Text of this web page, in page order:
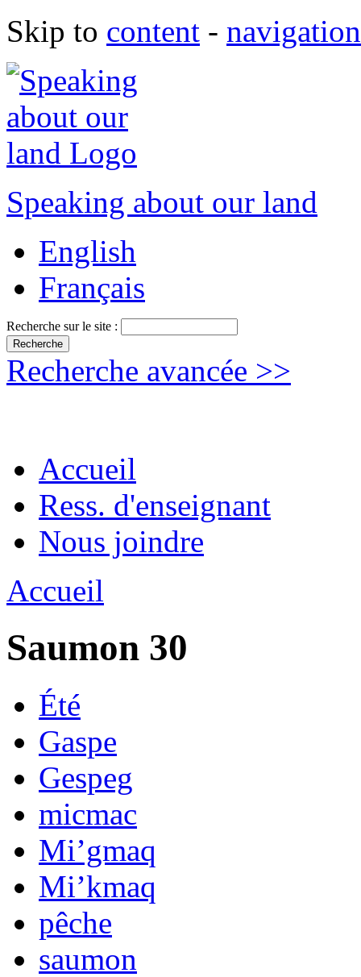
Skip to content - navigation
Speaking about our land
English
Français
Recherche sur le site :
Recherche avancée >>
Accueil
Ress. d'enseignant
Nous joindre
Accueil
Saumon 30
Été
Gaspe
Gespeg
micmac
Mi’gmaq
Mi’kmaq
pêche
saumon